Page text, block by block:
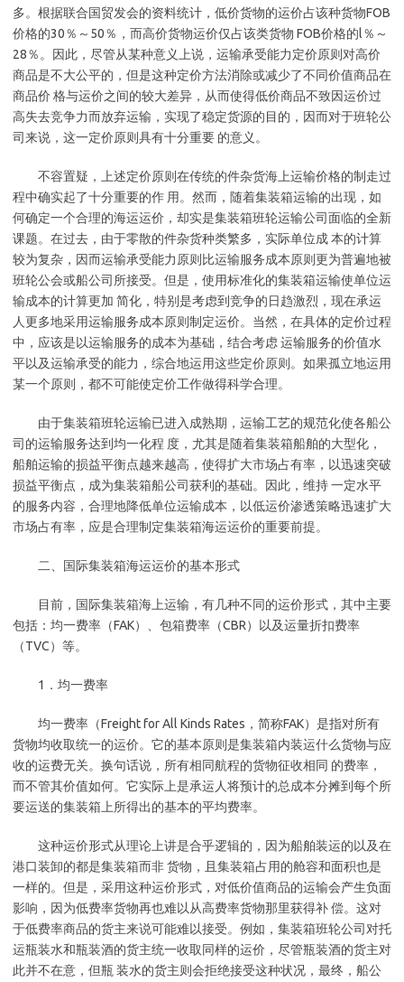
多。根据联合国贸发会的资料统计，低价货物的运价占该种货物FOB
价格的30％～50％，而高价货物运价仅占该类货物 FOB价格的l％～
28％。因此，尽管从某种意义上说，运输承受能力定价原则对高价
商品是不大公平的，但是这种定价方法消除或减少了不同价值商品在
商品价 格与运价之间的较大差异，从而使得低价商品不致因运价过
高失去竞争力而放弃运输，实现了稳定货源的目的，因而对于班轮公
司来说，这一定价原则具有十分重要 的意义。
不容置疑，上述定价原则在传统的件杂货海上运输价格的制走过
程中确实起了十分重要的作 用。然而，随着集装箱运输的出现，如
何确定一个合理的海运运价，却实是集装箱班轮运输公司面临的全新
课题。在过去，由于零散的件杂货种类繁多，实际单位成 本的计算
较为复杂，因而运输承受能力原则比运输服务成本原则更为普遍地被
班轮公会或船公司所接受。但是，使用标准化的集装箱运输使单位运
输成本的计算更加 简化，特别是考虑到竞争的日趋激烈，现在承运
人更多地采用运输服务成本原则制定运价。当然，在具体的定价过程
中，应该是以运输服务的成本为基础，结合考虑 运输服务的价值水
平以及运输承受的能力，综合地运用这些定价原则。如果孤立地运用
某一个原则，都不可能使定价工作做得科学合理。
由于集装箱班轮运输已进入成熟期，运输工艺的规范化使各船公
司的运输服务达到均一化程 度，尤其是随着集装箱船舶的大型化，
船舶运输的损益平衡点越来越高，使得扩大市场占有率，以迅速突破
损益平衡点，成为集装箱船公司获利的基础。因此，维持 一定水平
的服务内容，合理地降低单位运输成本，以低运价渗透策略迅速扩大
市场占有率，应是合理制定集装箱海运运价的重要前提。
二、国际集装箱海运运价的基本形式
目前，国际集装箱海上运输，有几种不同的运价形式，其中主要
包括：均一费率（FAK）、包箱费率（CBR）以及运量折扣费率
（TVC）等。
1．均一费率
均一费率（Freight for All Kinds Rates，简称FAK）是指对所有
货物均收取统一的运价。它的基本原则是集装箱内装运什么货物与应
收的运费无关。换句话说，所有相同航程的货物征收相同 的费率，
而不管其价值如何。它实际上是承运人将预计的总成本分摊到每个所
要运送的集装箱上所得出的基本的平均费率。
这种运价形式从理论上讲是合乎逻辑的，因为船舶装运的以及在
港口装卸的都是集装箱而非 货物，且集装箱占用的舱容和面积也是
一样的。但是，采用这种运价形式，对低价值商品的运输会产生负面
影响，因为低费率货物再也难以从高费率货物那里获得补 偿。这对
于低费率商品的货主来说可能难以接受。例如，集装箱班轮公司对托
运瓶装水和瓶装酒的货主统一收取同样的运价，尽管瓶装酒的货主对
此并不在意，但瓶 装水的货主则会拒绝接受这种状况，最终，船公